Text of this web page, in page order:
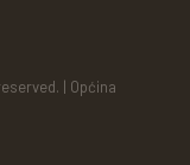
| Općina